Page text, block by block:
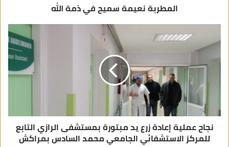
المطربة نعيمة سميح في ذمة الله
نجاح عملية إعادة زرع يد مبتورة بمستشفى الرازي التابع
للمركز الاستشفائي الجامعي محمد السادس بمراكش